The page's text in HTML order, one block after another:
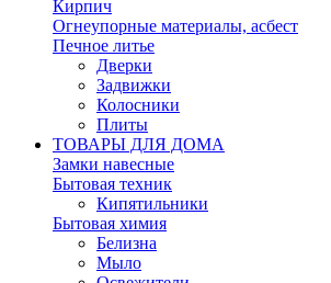
Кирпич
Огнеупорные материалы, асбест
Печное литье
Дверки
Задвижки
Колосники
Плиты
ТОВАРЫ ДЛЯ ДОМА
Замки навесные
Бытовая техник
Кипятильники
Бытовая химия
Белизна
Мыло